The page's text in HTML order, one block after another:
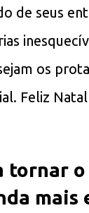
de seus
os
Feliz
tornar
mais